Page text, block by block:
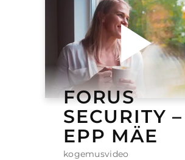
FORUS
SECURITY –
EPP MÄE
kogemusvideo